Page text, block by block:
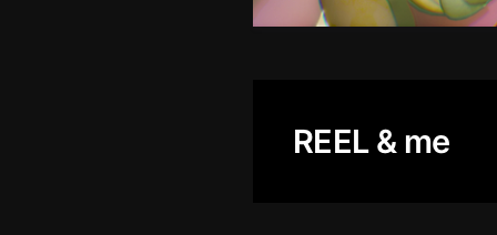
REEL & me